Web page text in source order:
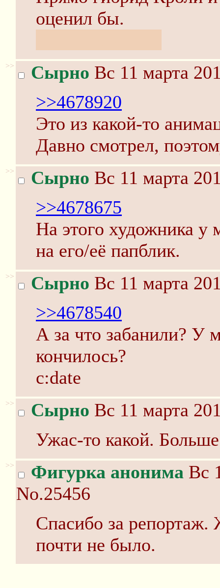
оценил бы.
>> Сырно Вс 11 марта
>>4678920
Это из какой-то
Давно смотрел,
>> Сырно Вс 11 марта
>>4678675
На этого художника у
на его/её папблик.
>> Сырно Вс 11 марта
>>4678540
А за что забанили? У
кончилось?
c:date
>> Сырно Вс 11 марта
Ужас-то какой.
>> Фигурка анонима Вс
No.25456
Спасибо за репортаж.
почти не было.